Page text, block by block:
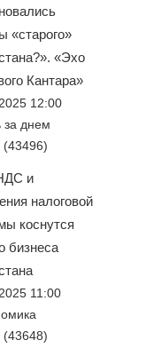
«старого»
«Эхо
Кантара»
12:00
за днем
(43496)
и
налоговой
коснутся
бизнеса
11:00
(43648)